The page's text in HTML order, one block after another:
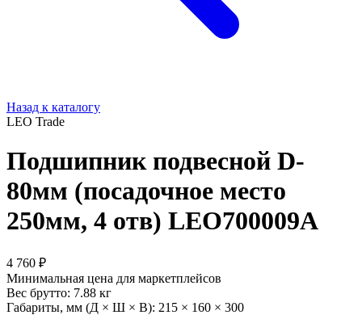
Назад к каталогу
LEO Trade
Подшипник подвесной D-
80мм (посадочное место
250мм, 4 отв) LEO700009A
4 760 ₽
Минимальная цена для маркетплейсов
Вес брутто: 7.88 кг
Габариты, мм (Д × Ш × В): 215 × 160 × 300